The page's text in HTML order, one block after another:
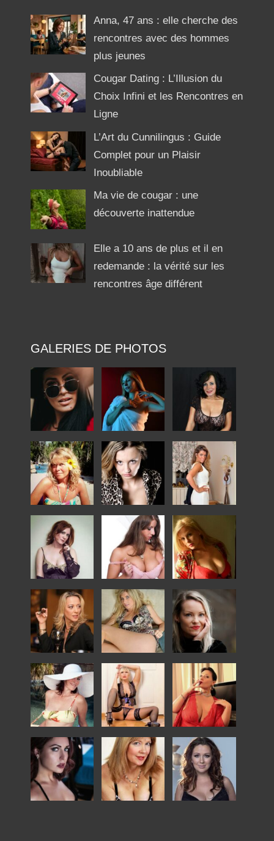
Anna, 47 ans : elle cherche des
rencontres avec des hommes
plus jeunes
Cougar Dating : L’Illusion du
Choix Infini et les Rencontres en
Ligne
L’Art du Cunnilingus : Guide
Complet pour un Plaisir
Inoubliable
Ma vie de cougar : une
découverte inattendue
Elle a 10 ans de plus et il en
redemande : la vérité sur les
rencontres âge différent
GALERIES DE PHOTOS